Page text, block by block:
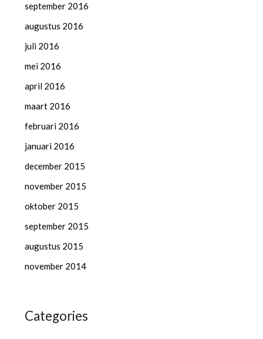
september 2016
augustus 2016
juli 2016
mei 2016
april 2016
maart 2016
februari 2016
januari 2016
december 2015
november 2015
oktober 2015
september 2015
augustus 2015
november 2014
Categories